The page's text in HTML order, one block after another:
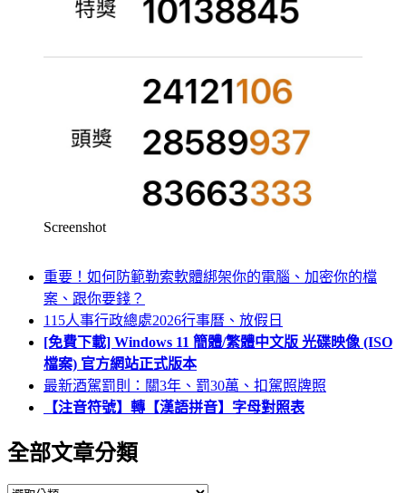
Screenshot
重要！如何防範勒索軟體綁架你的電腦、加密你的檔
案、跟你要錢？
115人事行政總處2026行事曆、放假日
[免費下載] Windows 11 簡體/繁體中文版 光碟映像 (ISO
檔案) 官方網站正式版本
最新酒駕罰則：關3年、罰30萬、扣駕照牌照
【注音符號】轉【漢語拼音】字母對照表
全部文章分類